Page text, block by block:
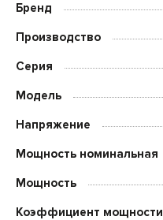
Бренд
Производство
Серия
Модель
Напряжение
Мощность номинальная
Мощность
Коэффициент мощности